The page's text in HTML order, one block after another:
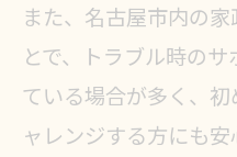
また、名古屋市内の
とで、トラブル時の
ている場合が多く、
ャレンジする方にも